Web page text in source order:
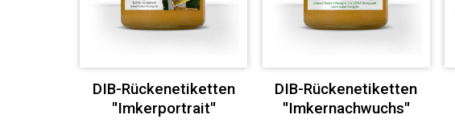
DIB-Rückenetiketten
"Imkerportrait"
DIB-Rückenetiketten
"Imkernachwuchs"